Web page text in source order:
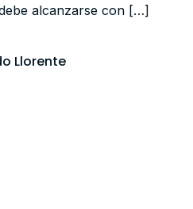
alcanzarse con […]
Llorente